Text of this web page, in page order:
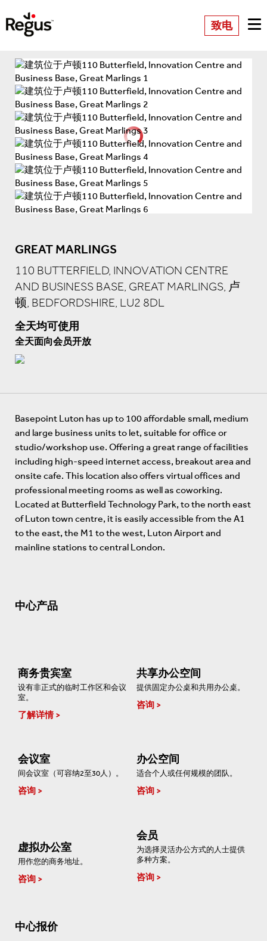
致电
GREAT MARLINGS
110 BUTTERFIELD, INNOVATION CENTRE
AND BUSINESS BASE, GREAT MARLINGS, 卢
顿, BEDFORDSHIRE, LU2 8DL
全天均可使用
全天面向会员开放
Basepoint Luton has up to 100 affordable small, medium
and large business units to let, suitable for office or
studio/workshop use. Offering a great range of facilities
including high-speed internet access, breakout area and
onsite cafe. This location also offers virtual offices and
professional meeting rooms as well as coworking.
Located at Butterfield Technology Park, to the north east
of Luton town centre, it is easily accessible from the A1
to the east, the M1 to the west, Luton Airport and
mainline stations to central London.
中心产品
商务贵宾室
设有非正式的临时工作区和会议
室。
了解详情
共享办公空间
提供固定办公桌和共用办公桌。
咨询
会议室
间会议室（可容纳2至30人）。
咨询
办公空间
适合个人或任何规模的团队。
咨询
虚拟办公室
用作您的商务地址。
咨询
会员
为选择灵活办公方式的人士提供
多种方案。
咨询
中心报价